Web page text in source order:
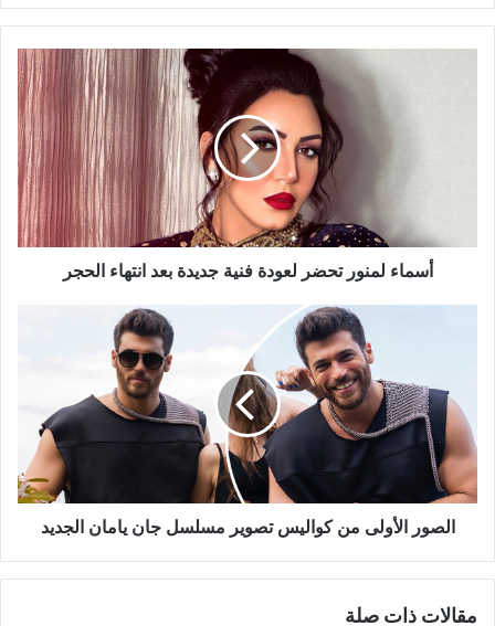
الحجر
أسماء لمنور تحضر لعودة فنية جديدة بعد انتهاء الحجر
تصوير
مسلسل
جان
يامان
الجديد
الصور الأولى من كواليس تصوير مسلسل جان يامان الجديد
مقالات ذات صلة